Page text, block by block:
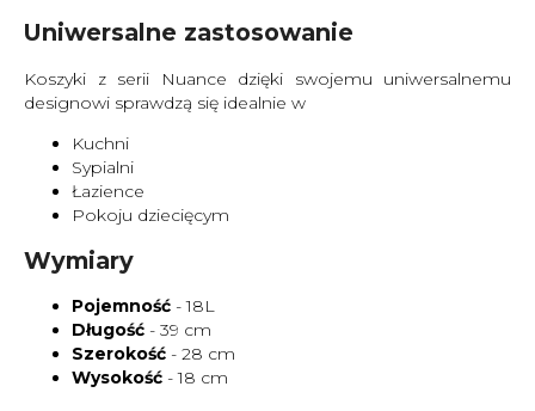
Uniwersalne zastosowanie
Koszyki z serii Nuance dzięki swojemu uniwersalnemu
designowi sprawdzą się idealnie w
Kuchni
Sypialni
Łazience
Pokoju dziecięcym
Wymiary
Pojemność - 18L
Długość - 39 cm
Szerokość - 28 cm
Wysokość - 18 cm